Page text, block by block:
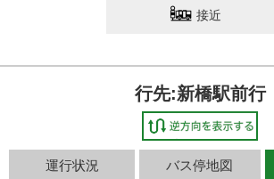
接近
行先:新橋駅前行
運行状況 バス停地図